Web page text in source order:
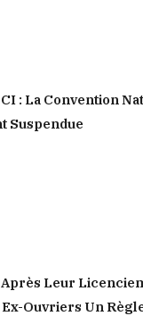
: La Convention
Suspendue
Après Leur
Ouvriers Un